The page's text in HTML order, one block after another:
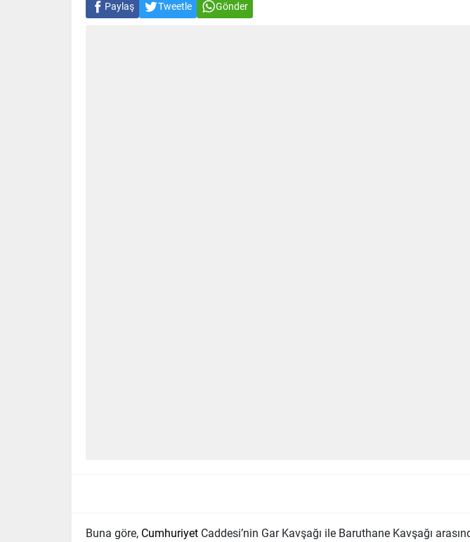
Paylaş Tweetle Gönder
Buna göre, Cumhuriyet Caddesi’nin Gar Kavşağı ile Baruthane Kavşağı